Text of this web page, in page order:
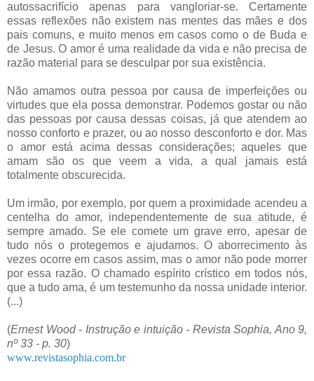
autossacrifício apenas para vangloriar-se. Certamente
essas reflexões não existem nas mentes das mães e dos
pais comuns, e muito menos em casos como o de Buda e
de Jesus. O amor é uma realidade da vida e não precisa de
razão material para se desculpar por sua existência.
Não amamos outra pessoa por causa de imperfeições ou
virtudes que ela possa demonstrar. Podemos gostar ou não
das pessoas por causa dessas coisas, já que atendem ao
nosso conforto e prazer, ou ao nosso desconforto e dor. Mas
o amor está acima dessas considerações; aqueles que
amam são os que veem a vida, a qual jamais está
totalmente obscurecida.
Um irmão, por exemplo, por quem a proximidade acendeu a
centelha do amor, independentemente de sua atitude, é
sempre amado. Se ele comete um grave erro, apesar de
tudo nós o protegemos e ajudamos. O aborrecimento às
vezes ocorre em casos assim, mas o amor não pode morrer
por essa razão. O chamado espírito crístico em todos nós,
que a tudo ama, é um testemunho da nossa unidade interior.
(...)
(Ernest Wood - Instrução e intuição - Revista Sophia, Ano 9,
nº 33 - p. 30)
www.revistasophia.com.br